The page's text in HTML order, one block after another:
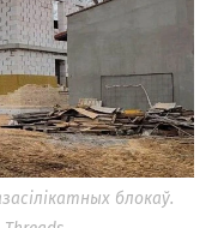
блокаў.